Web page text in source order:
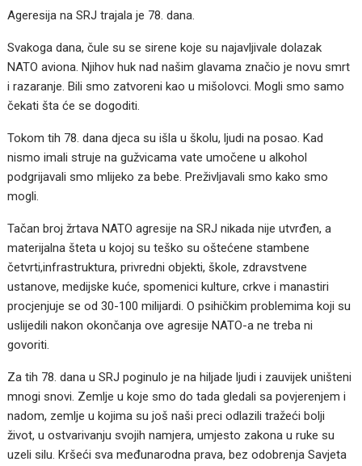
Ageresija na SRJ trajala je 78. dana.
Svakoga dana, čule su se sirene koje su najavljivale dolazak
NATO aviona. Njihov huk nad našim glavama značio je novu smrt
i razaranje. Bili smo zatvoreni kao u mišolovci. Mogli smo samo
čekati šta će se dogoditi.
Tokom tih 78. dana djeca su išla u školu, ljudi na posao. Kad
nismo imali struje na gužvicama vate umočene u alkohol
podgrijavali smo mlijeko za bebe. Preživljavali smo kako smo
mogli.
Tačan broj žrtava NATO agresije na SRJ nikada nije utvrđen, a
materijalna šteta u kojoj su teško su oštećene stambene
četvrti,infrastruktura, privredni objekti, škole, zdravstvene
ustanove, medijske kuće, spomenici kulture, crkve i manastiri
procjenjuje se od 30-100 milijardi. O psihičkim problemima koji su
uslijedili nakon okončanja ove agresije NATO-a ne treba ni
govoriti.
Za tih 78. dana u SRJ poginulo je na hiljade ljudi i zauvijek uništeni
mnogi snovi. Zemlje u koje smo do tada gledali sa povjerenjem i
nadom, zemlje u kojima su još naši preci odlazili tražeći bolji
život, u ostvarivanju svojih namjera, umjesto zakona u ruke su
uzeli silu. Kršeći sva međunarodna prava, bez odobrenja Savjeta